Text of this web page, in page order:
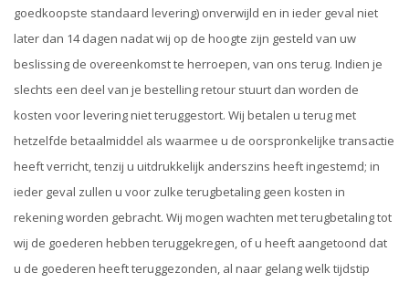
goedkoopste standaard levering) onverwijld en in ieder geval niet
later dan 14 dagen nadat wij op de hoogte zijn gesteld van uw
beslissing de overeenkomst te herroepen, van ons terug. Indien je
slechts een deel van je bestelling retour stuurt dan worden de
kosten voor levering niet teruggestort. Wij betalen u terug met
hetzelfde betaalmiddel als waarmee u de oorspronkelijke transactie
heeft verricht, tenzij u uitdrukkelijk anderszins heeft ingestemd; in
ieder geval zullen u voor zulke terugbetaling geen kosten in
rekening worden gebracht. Wij mogen wachten met terugbetaling tot
wij de goederen hebben teruggekregen, of u heeft aangetoond dat
u de goederen heeft teruggezonden, al naar gelang welk tijdstip